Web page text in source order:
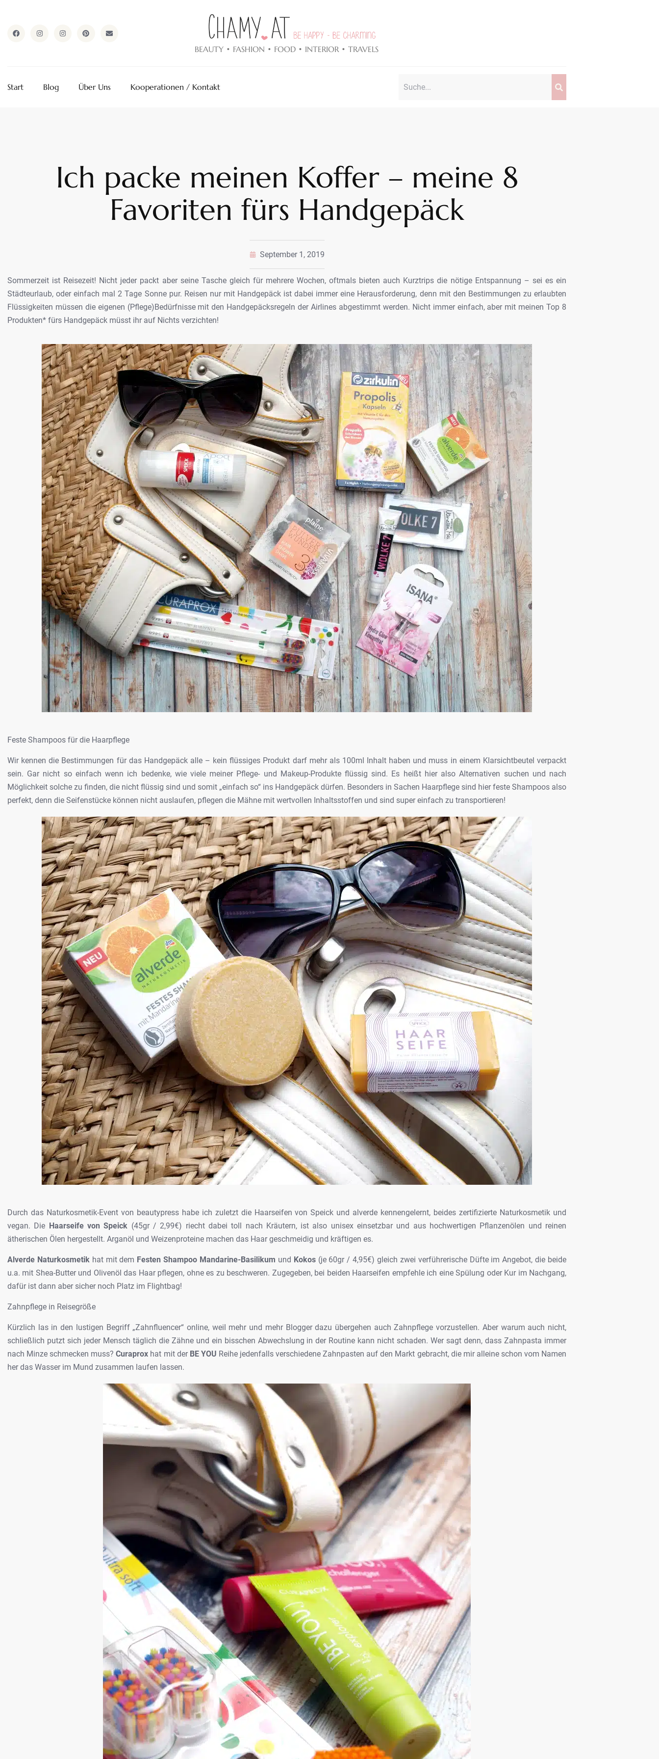
BEAUTY • FASHION • FOOD • INTERIOR • TRAVELS
Start Blog Über Uns Kooperationen / Kontakt
Ich packe meinen Koffer – meine 8
Favoriten fürs Handgepäck
September 1, 2019
Sommerzeit ist Reisezeit! Nicht jederpackt aber seine Tasche gleich für mehrere Wochen, oftmals bieten auch Kurztrips die nötige Entspannung – sei es ein
Städteurlaub, oder einfach mal 2 Tage Sonne pur. Reisen nur mit Handgepäck ist dabei immer eine Herausforderung, denn mit den Bestimmungen zu erlaubten
Flüssigkeiten müssen die eigenen (Pflege)Bedürfnisse mit den Handgepäcksregeln der Airlines abgestimmt werden. Nicht immereinfach, aber mit meinen Top 8
Produkten* fürs Handgepäck müsst ihr auf Nichts verzichten!
Feste Shampoos für die Haarpflege
Wir kennen die Bestimmungen für dasHandgepäck alle – kein flüssiges Produkt darf mehr als 100ml
Inhalt haben und muss in einem Klarsichtbeutel verpackt
sein. Garnicht so einfach wenn ich bedenke, wie viele meiner Pflege- und Makeup-Produkte flüssig sind. Es heißt hier also Alternativen suchen und nach
Möglichkeit solche zu finden, die nicht flüssig sind und somit „einfach so“ ins Handgepäck dürfen. Besonders in Sachen Haarpflege sind hier feste Shampoos also
perfekt, denn die Seifenstücke können nicht auslaufen, pflegen die Mähne mit wertvollen Inhaltsstoffen und sind super einfach zu transportieren!
Durch das Naturkosmetik-Event von beautypress habe ich zuletzt die Haarseifen von Speick und alverde kennengelernt, beides zertifizierte Naturkosmetik und
vegan. Die Haarseife von Speick (45gr / 2,99€) riecht dabei toll nach Kräutern, ist also unisex einsetzbar und aus hochwertigen Pflanzenölen und reinen
ätherischen Ölen hergestellt. Arganöl und Weizenproteine machen das Haar geschmeidig und kräftigen es.
Alverde Naturkosmetikhat mitdem Festen Shampoo Mandarine-Basilikum und Kokos (je60gr / 4,95€) gleich zwei verführerische Düfte im Angebot, die beide
u.a. mit Shea-Butter und Olivenöl das Haar pflegen, ohne es zu beschweren. Zugegeben, bei beiden Haarseifen empfehle ich eine Spülung oder Kurim Nachgang,
dafür ist dann aber sicher noch Platz im Flightbag!
Zahnpflege in Reisegröße
Kürzlich las in den lustigen Begriff„Zahnfluencer“ online, weil mehr und mehr Blogger dazu übergehen auch Zahnpflege vorzustellen. Aber warum auch nicht,
schließlich putzt sich jeder Mensch täglich die Zähne und ein bisschen Abwechslung in der Routine kann nicht schaden. Wer sagt denn, dass Zahnpasta immer
nach Minze schmecken muss?Curaprox hat mitder BE YOU Reihe jedenfalls verschiedene Zahnpasten auf den Markt gebracht, die mir alleine schon vom Namen
her das Wasser im Mund zusammen laufen lassen.